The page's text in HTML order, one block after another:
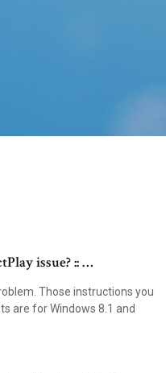
issue? :: …
Those instructions you
are for Windows 8.1 and